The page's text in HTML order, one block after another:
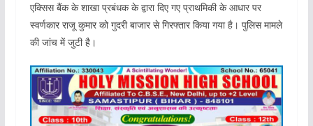
एक्सिस बैंक के शाखा प्रबंधक के द्वारा दिए गए प्राथमिकी के आधार पर
स्वर्णकार राजू कुमार को गुदरी बाजार से गिरफ्तार किया गया है। पुलिस मामले
की जांच में जुटी है।